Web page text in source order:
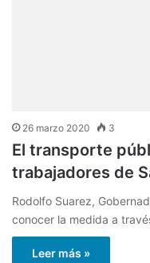
26 marzo 2020 3
El transporte
trabajadores de
Rodolfo Suarez,
conocer la medida a
Leer más »